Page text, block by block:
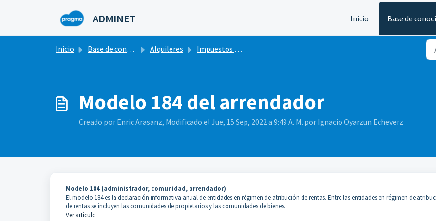
ADMINET Inicio Base de
Inicio Base de conocimientos Alquileres Impuestos del arrendador
Modelo 184 del arrendador
Creado por Enric Arasanz, Modificado el Jue, 15 Sep, 2022 a 9:49 A. M. por Ignacio Oyarzun Echeverz
Modelo 184 (administrador, comunidad, arrendador)
El modelo 184 es la declaración informativa anual de entidades en régimen de atribución de rentas. Entre las entidades en régimen de
de rentas se incluyen las comunidades de propietarios y las comunidades de bienes.
Ver artículo